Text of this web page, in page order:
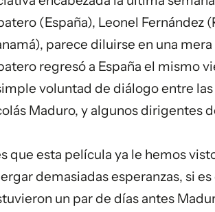
(España), Leonel Fernández
parece diluirse en una
regresó a España el mismo
voluntad de diálogo entre
Maduro, y algunos dirigentes
que esta película ya le hemos
demasiadas esperanzas, si
un par de días antes